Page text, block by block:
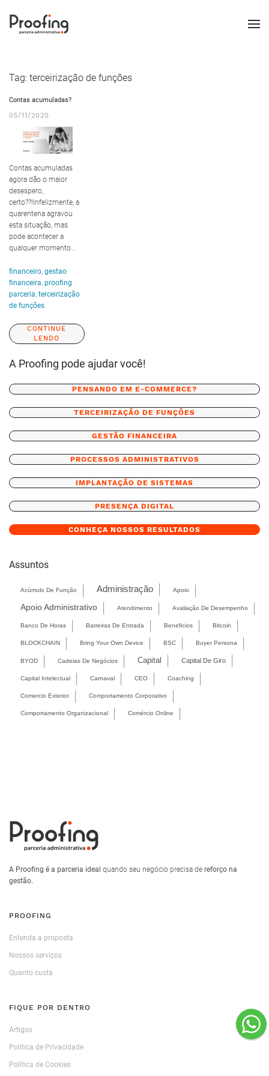
Tag: terceirização de funções
Contas acumuladas?
05/11/2020
Contas acumuladas
agora dão o maior
desespero,
certo??!Infelizmente, a
quarentena agravou
esta situação, mas
pode acontecer a
qualquer momento...
financeiro, gestao
financeira, proofing
parceria, terceirização
de funções
CONTINUE
LENDO
A Proofing pode ajudar você!
PENSANDO EM E-COMMERCE?
TERCEIRIZAÇÃO DE FUNÇÕES
GESTÃO FINANCEIRA
PROCESSOS ADMINISTRATIVOS
IMPLANTAÇÃO DE SISTEMAS
PRESENÇA DIGITAL
CONHEÇA NOSSOS RESULTADOS
Assuntos
Acúmulo De Função Administração Apoio
Apoio Administrativo Atendimento Avaliação De Desempenho
Banco De Horas Barreiras De Entrada Beneficios Bitcoin
BLOCKCHAIN Bring Your Own Device BSC Buyer Persona
BYOD Cadeias De Negócios Capital Capital De Giro
Capital Intelectual Carnaval CEO Coaching
Comercio Exterior Comportamento Corporativo
Comportamento Organizacional Comércio Online
A Proofing é a parceria ideal quando seu negócio precisa de reforço na
gestão.
PROOFING
Entenda a proposta
Nossos serviços
Quanto custa
FIQUE POR DENTRO
Artigos
Política de Privacidade
Política de Cookies